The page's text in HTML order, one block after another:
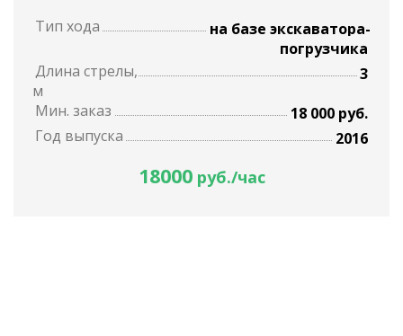
Тип хода
на базе экскаватора-
погрузчика
Длина стрелы,
м
3
Мин. заказ
18 000 руб.
Год выпуска
2016
18000руб./час